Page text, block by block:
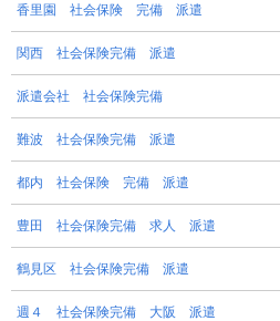
香里園 社会保険 完備 派遣
関西 社会保険完備 派遣
派遣会社 社会保険完備
難波 社会保険完備 派遣
都内 社会保険 完備 派遣
豊田 社会保険完備 求人 派遣
鶴見区 社会保険完備 派遣
週４ 社会保険完備 大阪 派遣